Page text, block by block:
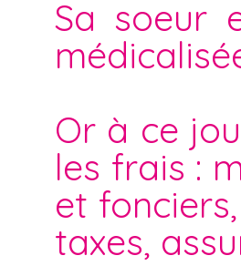
Sa soeur
Or à ce
les frais :
et
taxes,